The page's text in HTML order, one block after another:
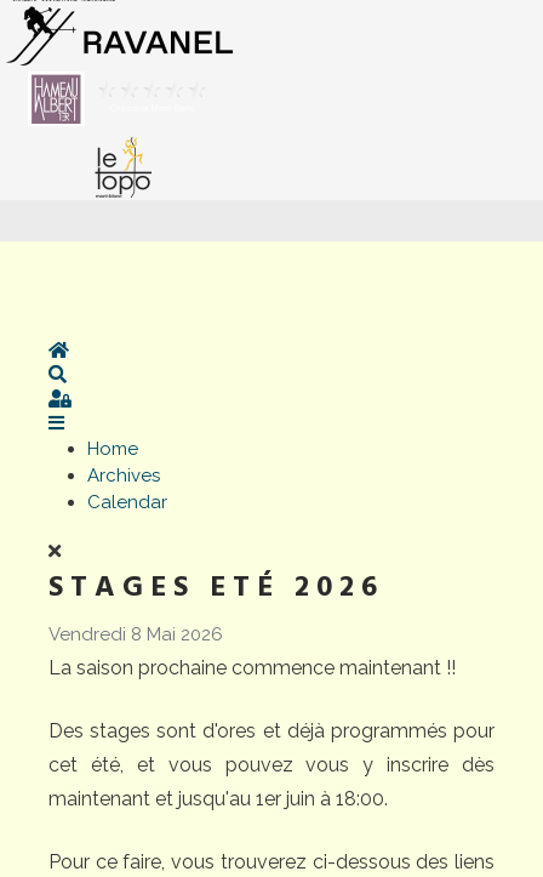
Home
Sign In
Home
Archives
Calendar
STAGES ETÉ 2026
Vendredi 8 Mai 2026
La saison prochaine commence maintenant !!
Des stages sont d'ores et déjà programmés pour
cet été, et vous pouvez vous y inscrire dès
maintenant et jusqu'au 1er juin à 18:00.
Pour ce faire, vous trouverez ci-dessous des liens